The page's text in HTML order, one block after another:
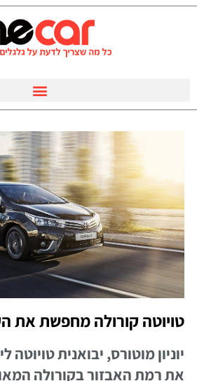
טויוטה קורולה מחפשת את
יוניון מוטורס, יבואנית
את רמת האבזור בקורולה